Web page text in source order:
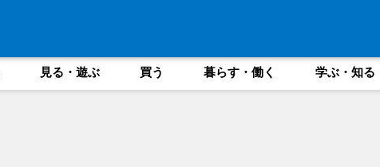
見る・遊ぶ 買う 暮らす・働く 学ぶ・知る